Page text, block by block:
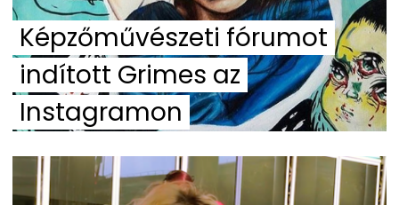
Képzőművészeti fórumot
indított Grimes az
Instagramon